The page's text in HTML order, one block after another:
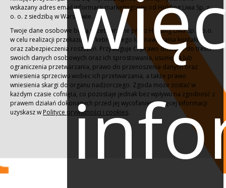
wskazany adres email informacji marketingowej od Holding Liwa Sp. z
o. o. z siedzibą w Warszawie.
Twoje dane osobowe będą przetwarzane przez Holding Liwa Sp. z o.o.
w celu realizacji przekazu marketingowego lub nawiązania kontaktu
oraz zabezpieczenia roszczeń. Przysługuje Ci prawo dostępu do treści
swoich danych osobowych oraz ich sprostowania, usunięcia lub
ograniczenia przetwarzania, prawo do przenoszenia danych oraz
wniesienia sprzeciwu wobec ich przetwarzania, a także prawo
wniesienia skargi do organu nadzorczego. Zgoda może zostać w
każdym czasie cofnięta, co pozostaje jednak bez wpływu na zgodność z
prawem działań dokonanych przed jej wycofaniem. Więcej informacji
uzyskasz w Polityce prywatności i cookies.